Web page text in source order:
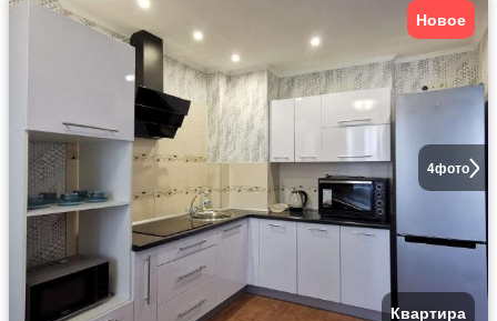
4фото
Новое
Квартира